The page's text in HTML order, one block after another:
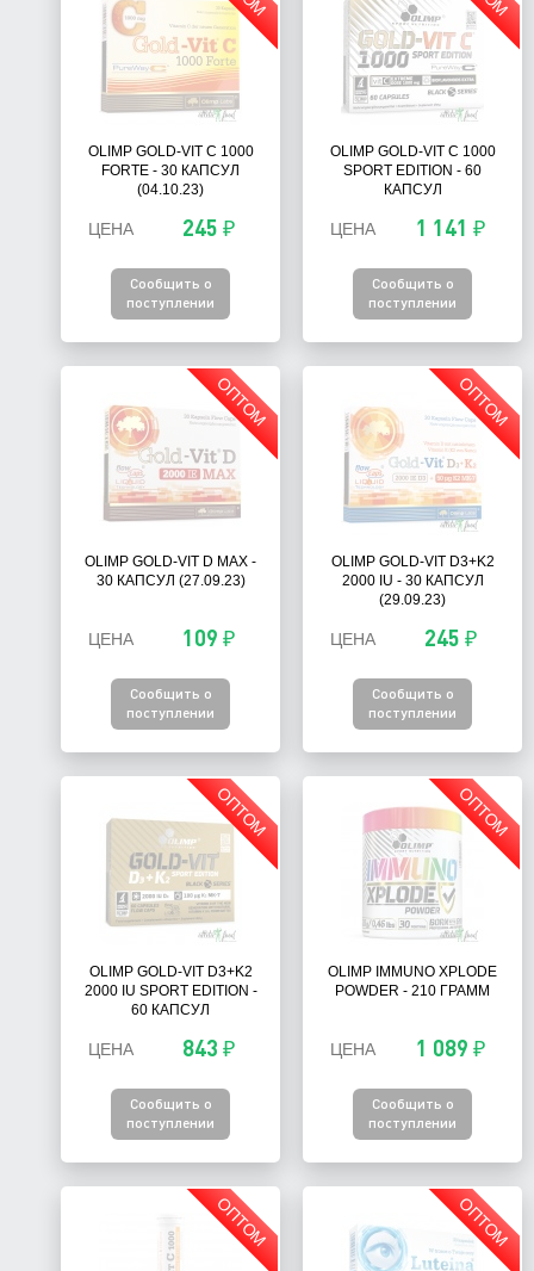
OLIMP GOLD-VIT C 1000
FORTE - 30 КАПСУЛ
(04.10.23)
ЦЕНА 245 ₽
Сообщить о
поступлении
OLIMP GOLD-VIT C 1000
SPORT EDITION - 60
КАПСУЛ
ЦЕНА 1 141 ₽
Сообщить о
поступлении
ОПТОМ
OLIMP GOLD-VIT D MAX -
30 КАПСУЛ (27.09.23)
ЦЕНА 109 ₽
Сообщить о
поступлении
ОПТОМ
OLIMP GOLD-VIT D3+K2
2000 IU - 30 КАПСУЛ
(29.09.23)
ЦЕНА 245 ₽
Сообщить о
поступлении
ОПТОМ
OLIMP GOLD-VIT D3+K2
2000 IU SPORT EDITION -
60 КАПСУЛ
ЦЕНА 843 ₽
Сообщить о
поступлении
ОПТОМ
OLIMP IMMUNO XPLODE
POWDER - 210 ГРАММ
ЦЕНА 1 089 ₽
Сообщить о
поступлении
ОПТОМ ОПТОМ